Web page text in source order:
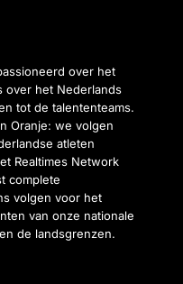
over het
over het Nederlands
tot de talententeams.
Oranje: we volgen
atleten
Realtimes Network
complete
volgen voor het
van onze nationale
de landsgrenzen.